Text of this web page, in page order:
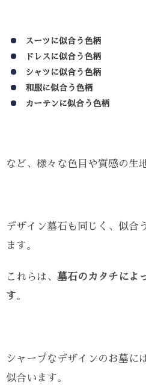
スーツに似合う色柄
ドレスに似合う色柄
シャツに似合う色柄
和服に似合う色柄
カーテンに似合う色柄
など、様々な色目や質感の生
デザイン墓石も同じく、似合
ます。
これらは、 墓石のカタチによ
す。
シャープなデザインのお墓に
似合います。